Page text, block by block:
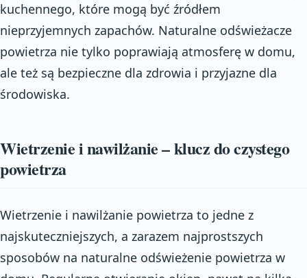
kuchennego, które mogą być źródłem
nieprzyjemnych zapachów. Naturalne odświeżacze
powietrza nie tylko poprawiają atmosferę w domu,
ale też są bezpieczne dla zdrowia i przyjazne dla
środowiska.
Wietrzenie i nawilżanie – klucz do czystego
powietrza
Wietrzenie i nawilżanie powietrza to jedne z
najskuteczniejszych, a zarazem najprostszych
sposobów na naturalne odświeżenie powietrza w